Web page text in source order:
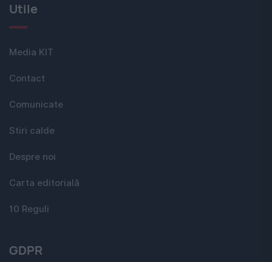
Utile
Media KIT
Contact
Comunicate
Stiri calde
Despre noi
Carta editorială
10 Reguli
GDPR